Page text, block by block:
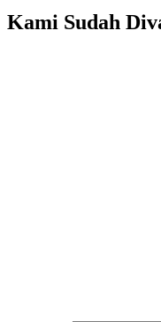
Kami Sudah